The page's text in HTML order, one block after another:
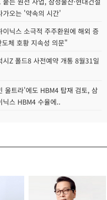
가오는 '약속의 시간'
이닉스 소극적 주주환원에 해외 증
체 호황 지속성 의문"
시Z 폴드8 사전예약 개통 8월31일
울트라'에도 HBM4 탑재 검토, 삼
닉스 HBM4 수율에..